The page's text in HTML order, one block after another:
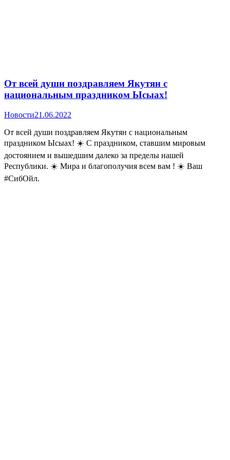
От всей души поздравляем Якутян с
национальным праздником Ысыах!
Новости21.06.2022
От всей души поздравляем Якутян с национальным
праздником Ысыах! ☀️ С праздником, ставшим мировым
достоянием и вышедшим далеко за пределы нашей
Республики. ☀️ Мира и благополучия всем вам ! ☀️ Ваш
#СибОйл.